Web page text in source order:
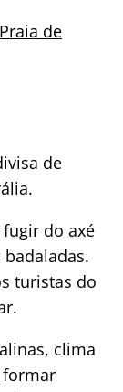
de
de
do axé
turistas do
clima
formar